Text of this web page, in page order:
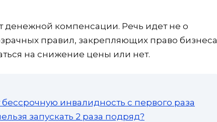
денежной компенсации. Речь идет не о
правил, закрепляющих право бизнеса
на снижение цены или нет.
инвалидность с первого раза
запускать 2 раза подряд?